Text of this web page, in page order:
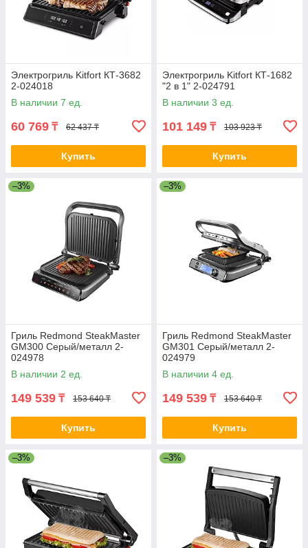
Электрогриль Kitfort КТ-3682
2-024018
В наличии 7 ед.
60 769 ₸ 62 437 ₸
Купить
Электрогриль Kitfort КТ-1682
"2 в 1" 2-024791
В наличии 3 ед.
101 149 ₸ 103 923 ₸
Купить
–3%
Гриль Redmond SteakMaster
GM300 Серый/металл 2-
024978
В наличии 2 ед.
149 539 ₸ 153 640 ₸
Купить
–3%
Гриль Redmond SteakMaster
GM301 Серый/металл 2-
024979
В наличии 4 ед.
149 539 ₸ 153 640 ₸
Купить
–3% –3%